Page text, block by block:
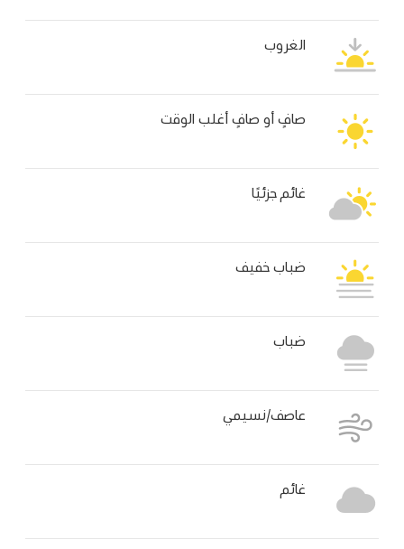
الغروب
صافٍ أو صافٍ أغلب الوقت
غائم جزئيًا
ضباب خفيف
ضباب
عاصف/نسيمي
غائم